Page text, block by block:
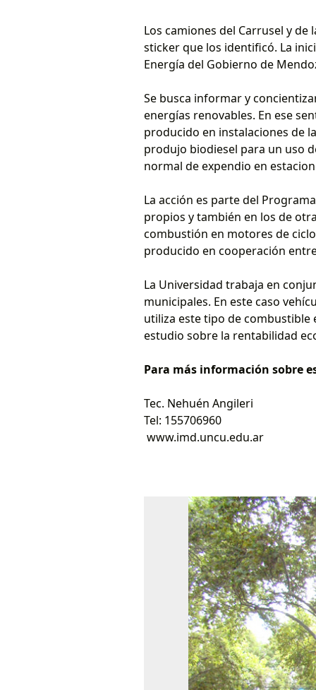
Los camiones del Carrusel y
sticker que los identificó. La
Energía del Gobierno de
Se busca informar y
energías renovables. En ese
producido en instalaciones de
produjo biodiesel para un uso
normal de expendio en
La acción es parte del
propios y también en los de
combustión en motores de
producido en cooperación
La Universidad trabaja en
municipales. En este caso
utiliza este tipo de combustible
estudio sobre la rentabilidad
Para más información sobre
Tec. Nehuén Angileri
Tel: 155706960
www.imd.uncu.edu.ar